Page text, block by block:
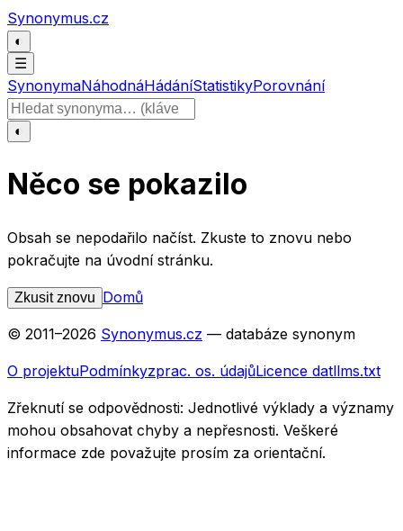
Přeskočit na obsah
Synonymus.cz
◐
☰
SynonymaNáhodnáHádáníStatistikyPorovnání
Hledat slovo
◐
Něco se pokazilo
Obsah se nepodařilo načíst. Zkuste to znovu nebo
pokračujte na úvodní stránku.
Zkusit znovu Domů
© 2011–2026 Synonymus.cz — databáze synonym
O projektuPodmínkyzprac. os. údajůLicence datllms.txt
Zřeknutí se odpovědnosti: Jednotlivé výklady a významy
mohou obsahovat chyby a nepřesnosti. Veškeré
informace zde považujte prosím za orientační.